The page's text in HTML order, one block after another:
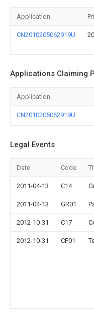
Application
CN2010205062919U
Applications Claiming
Application
CN2010205062919U
Legal Events
Date Code
2011-04-13 C14
2011-04-13 GR01
2012-10-31 C17
2012-10-31 CF01